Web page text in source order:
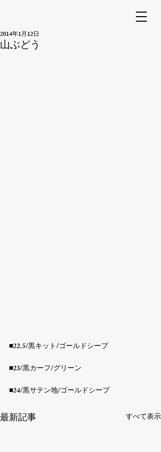
山ぶどう
2014年1月12日
■22.5/黒キット/ゴールドシープ
■23/黒カーフ/グリーン
■24/黒サテン地/ゴールドシープ
最新記事 すべて表示